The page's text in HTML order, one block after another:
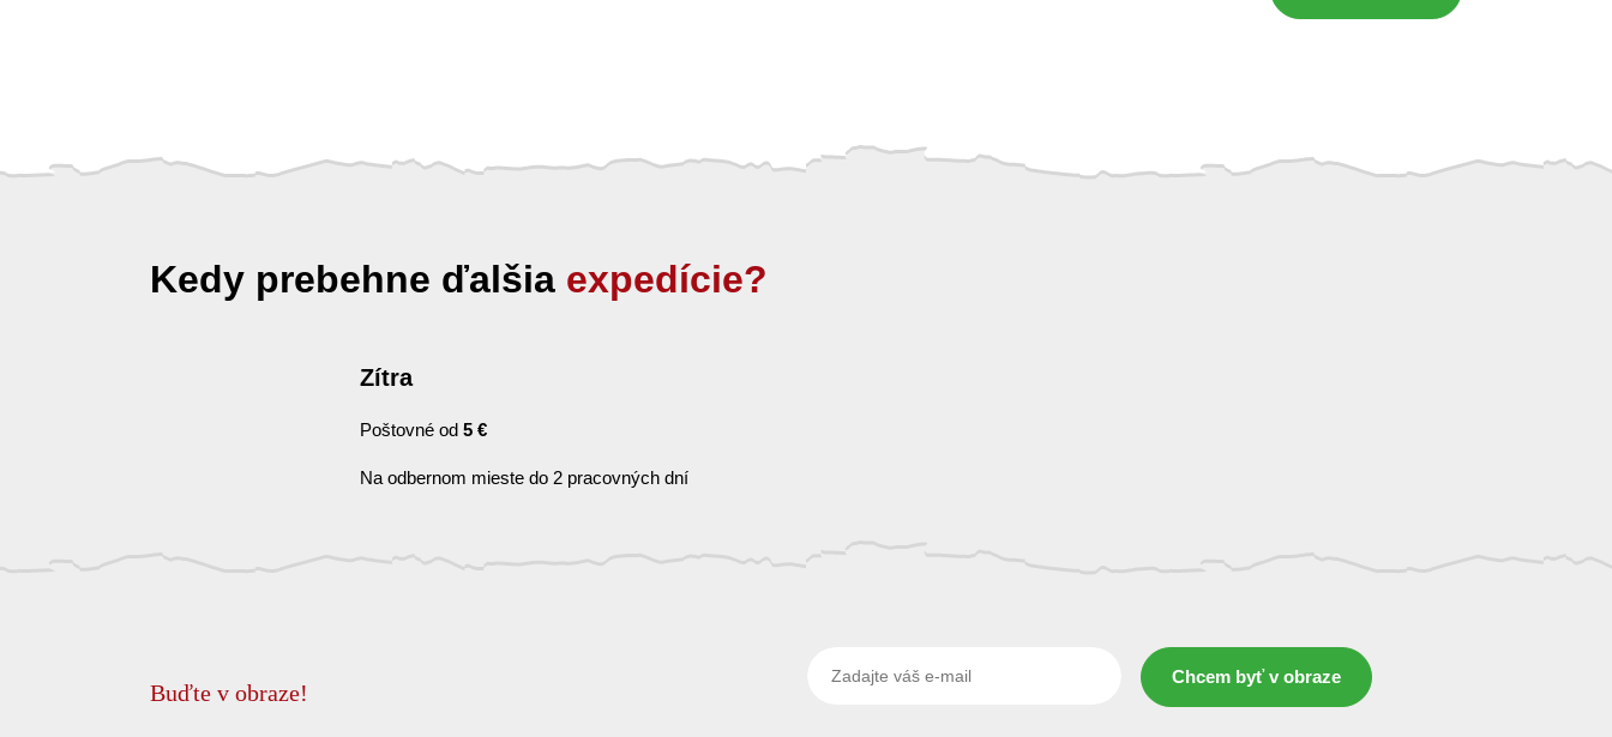
Kedy prebehne ďalšia expedície?
Zítra
Poštovné od 5 €
Na odbernom mieste do 2 pracovných dní
Buďte v obraze!
Chcem byť v obraze